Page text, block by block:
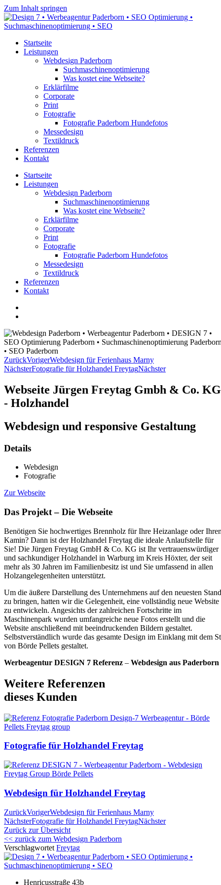
Zum Inhalt springen
Startseite
Leistungen
Webdesign Paderborn
Suchmaschinenoptimierung
Was kostet eine Webseite?
Erklärfilme
Corporate
Print
Fotografie
Fotografie Paderborn Hundefotos
Messedesign
Textildruck
Referenzen
Kontakt
Startseite
Leistungen
Webdesign Paderborn
Suchmaschinenoptimierung
Was kostet eine Webseite?
Erklärfilme
Corporate
Print
Fotografie
Fotografie Paderborn Hundefotos
Messedesign
Textildruck
Referenzen
Kontakt
ZurückVorigerWebdesign für Ferienhaus Marny
NächsterFotografie für Holzhandel FreytagNächster
Webseite Jürgen Freytag Gmbh & Co. KG
- Holzhandel
Webdesign und responsive Gestaltung
Details
Webdesign
Fotografie
Zur Webseite
Das Projekt – Die Webseite
Benötigen Sie hochwertiges Brennholz für Ihre Heizanlage oder
Kamin? Dann ist der Holzhandel Freytag die ideale Anlaufstelle für
Sie! Die Jürgen Freytag GmbH & Co. KG ist Ihr vertrauenswürdiger
und sachkundiger Holzhandel in Warburg im Kreis Höxter, der seit
mehr als 30 Jahren im Familienbesitz ist und Sie umfassend in allen
Holzangelegenheiten unterstützt.
Um die äußere Darstellung des Unternehmens auf den neuesten Stand
zu bringen, hatten wir die Gelegenheit, eine vollständig neue Website
zu entwickeln. Angesichts der zahlreichen Fortschritte im
Maschinenpark wurden umfangreiche neue Fotos erstellt und die
Website anschließend mit beeindruckenden Bildern gestaltet.
Selbstverständlich wurde das gesamte Design im Einklang mit dem
von Börde Pellets gestaltet.
Werbeagentur DESIGN 7 Referenz – Webdesign aus Paderborn
Weitere Referenzen
dieses Kunden
Fotografie für Holzhandel Freytag
Webdesign für Holzhandel Freytag
ZurückVorigerWebdesign für Ferienhaus Marny
NächsterFotografie für Holzhandel FreytagNächster
Zurück zur Übersicht
<< zurück zum Webdesign Paderborn
Verschlagwortet Freytag
Henricusstraße 43b